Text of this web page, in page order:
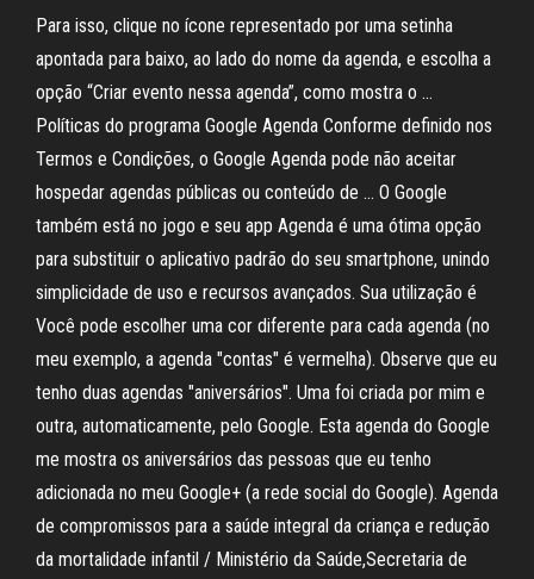
Para isso, clique no ícone representado por uma setinha
apontada para baixo, ao lado do nome da agenda, e escolha a
opção “Criar evento nessa agenda”, como mostra o …
Políticas do programa Google Agenda Conforme definido nos
Termos e Condições, o Google Agenda pode não aceitar
hospedar agendas públicas ou conteúdo de … O Google
também está no jogo e seu app Agenda é uma ótima opção
para substituir o aplicativo padrão do seu smartphone, unindo
simplicidade de uso e recursos avançados. Sua utilização é
Você pode escolher uma cor diferente para cada agenda (no
meu exemplo, a agenda "contas" é vermelha). Observe que eu
tenho duas agendas "aniversários". Uma foi criada por mim e
outra, automaticamente, pelo Google. Esta agenda do Google
me mostra os aniversários das pessoas que eu tenho
adicionada no meu Google+ (a rede social do Google). Agenda
de compromissos para a saúde integral da criança e redução
da mortalidade infantil / Ministério da Saúde,Secretaria de